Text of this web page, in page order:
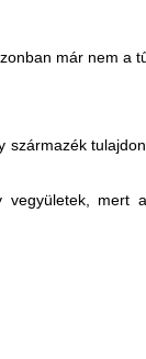
már nem a
vegyületek, mert